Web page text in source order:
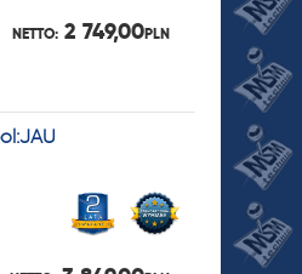
NETTO: 2 749,00PLN